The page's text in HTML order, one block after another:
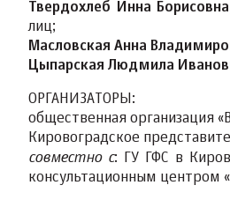
Твердохлеб Инна Борисовна
лиц;
Масловская Анна
Цыпарская Людмила
ОРГАНИЗАТОРЫ:
общественная организация
Кировоградское
совместно с: ГУ ГФС в
консультационным центром